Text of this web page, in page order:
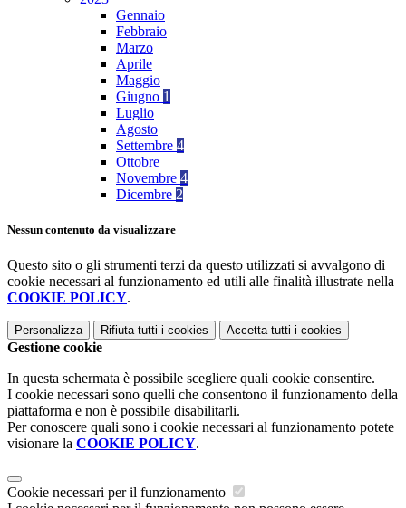
Gennaio
Febbraio
Marzo
Aprile
Maggio
Giugno 1
Luglio
Agosto
Settembre 4
Ottobre
Novembre 4
Dicembre 2
Nessun contenuto da visualizzare
Questo sito o gli strumenti terzi da questo utilizzati si avvalgono di
cookie necessari al funzionamento ed utili alle finalità illustrate nella
COOKIE POLICY.
Personalizza Rifiuta tutti i cookies Accetta tutti i cookies
Gestione cookie
In questa schermata è possibile scegliere quali cookie consentire.
I cookie necessari sono quelli che consentono il funzionamento della
piattaforma e non è possibile disabilitarli.
Per conoscere quali sono i cookie necessari al funzionamento potete
visionare la COOKIE POLICY.
Cookie necessari per il funzionamento